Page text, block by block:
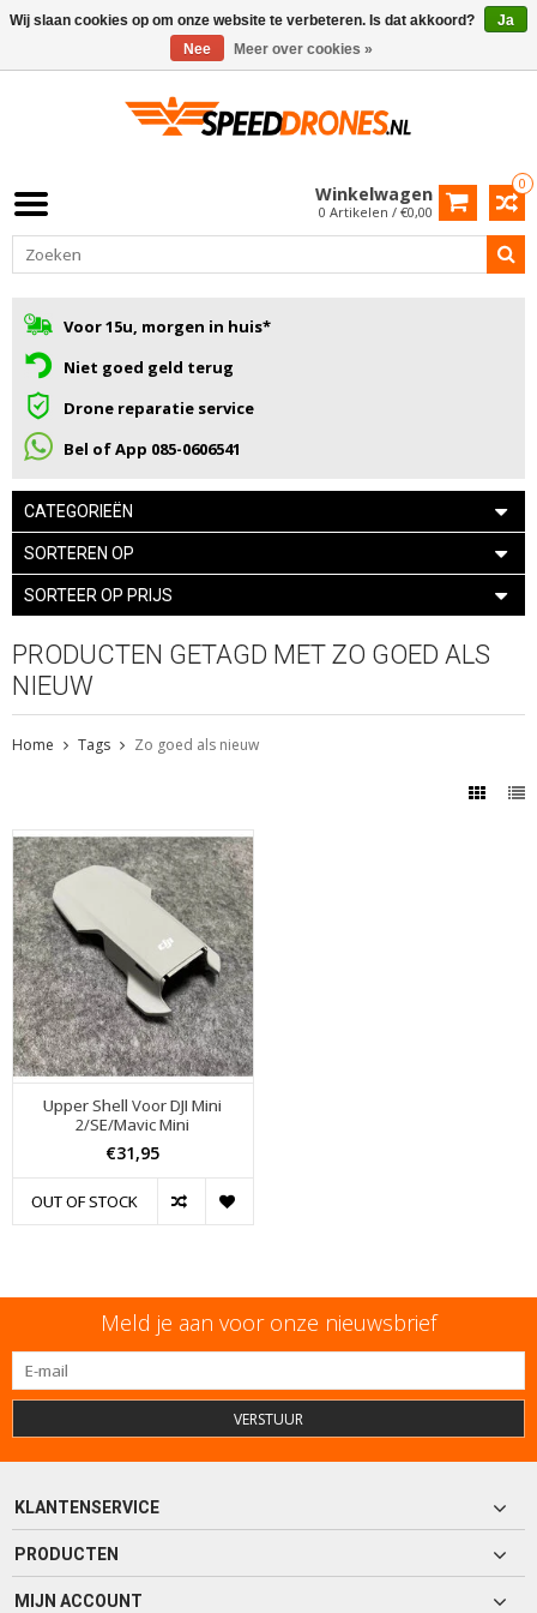
0
Winkelwagen
0 Artikelen / €0,00
Voor 15u, morgen in huis*
Niet goed geld terug
Drone reparatie service
Bel of App 085-0606541
CATEGORIEËN
SORTEREN OP
SORTEER OP PRIJS
PRODUCTEN GETAGD MET ZO GOED ALS
NIEUW
Home Tags Zo goed als nieuw
Upper Shell Voor DJI Mini
2/SE/Mavic Mini
€31,95
OUT OF STOCK
Meld je aan voor onze nieuwsbrief
VERSTUUR
KLANTENSERVICE
PRODUCTEN
MIJN ACCOUNT
Wij slaan cookies op om onze website te verbeteren. Is dat akkoord?
Ja
Nee
Meer over cookies »